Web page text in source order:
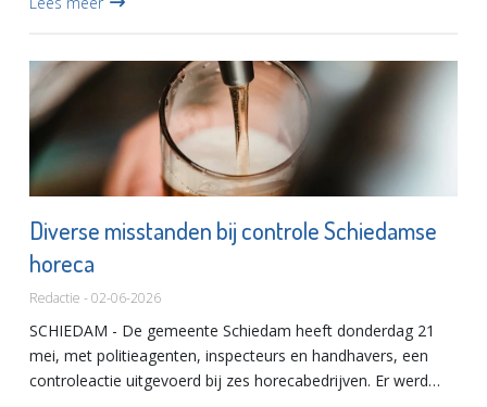
terech...
Diverse misstanden bij controle Schiedamse
horeca
Redactie - 02-06-2026
SCHIEDAM - De gemeente Schiedam heeft donderdag 21
mei, met politieagenten, inspecteurs en handhavers, een
controleactie uitgevoerd bij zes horecabedrijven. Er werd